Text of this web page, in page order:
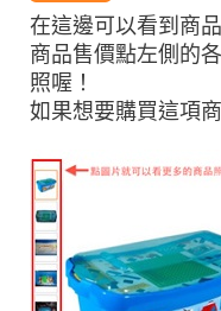
在這邊可以看到商
商品售價點左側的
照喔！
如果想要購買這項